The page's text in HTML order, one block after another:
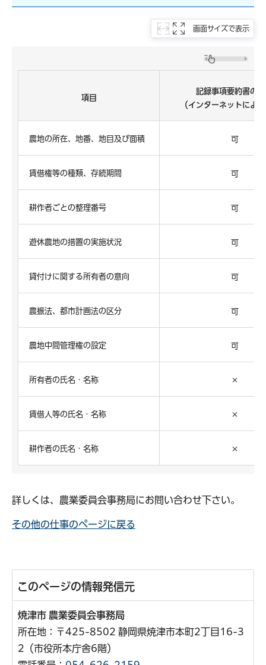
画面サイズで表示
項目
記録事項要約書の
（インターネットによ
農地の所在、地番、地目及び面積 可
賃借権等の種類、存続期間 可
耕作者ごとの整理番号 可
遊休農地の措置の実施状況 可
貸付けに関する所有者の意向 可
農振法、都市計画法の区分 可
農地中間管理権の設定 可
所有者の氏名・名称 ×
賃借人等の氏名・名称 ×
耕作者の氏名・名称 ×
詳しくは、農業委員会事務局にお問い合わせ下さい。
その他の仕事のページに戻る
このページの情報発信元
焼津市 農業委員会事務局
所在地：〒425-8502 静岡県焼津市本町2丁目16-3
2（市役所本庁舎6階）